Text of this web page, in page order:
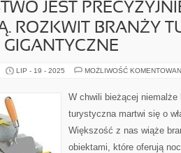
JEST
ROZKWIT BRANŻY
LIP - 19 - 2025 MOŻLIWOŚĆ
W chwili bieżącej
turystyczna martwi się o
Większość z nas wiąże
obiektami, które oferują